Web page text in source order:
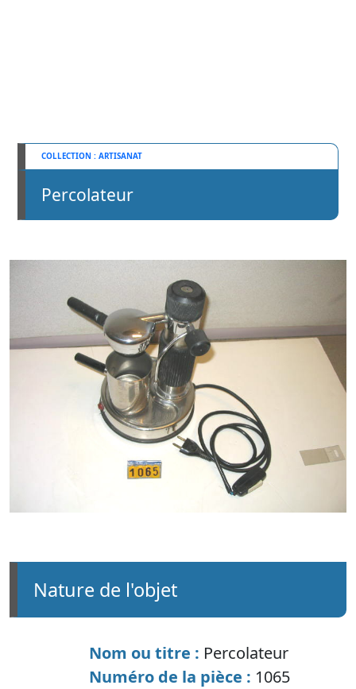
ARTISANAT
Percolateur
nature de l'objet
Nom ou titre : Percolateur
Numéro de la pièce : 1065